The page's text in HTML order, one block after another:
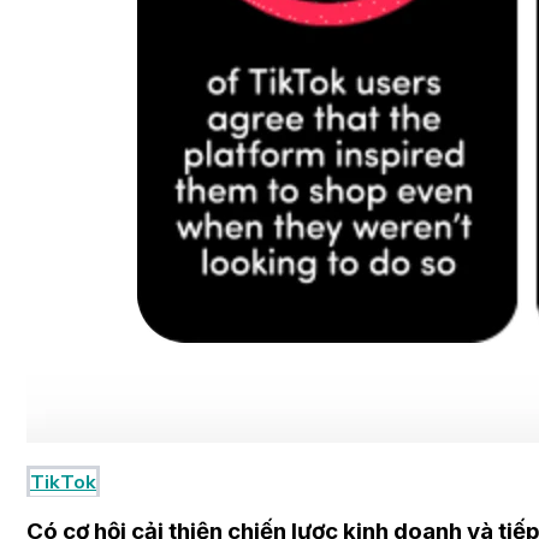
TikTok
Có cơ hội cải thiện chiến lược kinh doanh và